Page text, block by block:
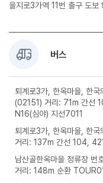
을지로3가역 11번 출구 도보
버스
퇴계로3가, 한옥마을, 한국
(02151) 거리: 71m 간
N16(심야) 지선7011
퇴계로3가, 한옥마을, 한
거리: 137m 간선 104,
남산골한옥마을 정류장
거리: 148m 순환 TOUR01